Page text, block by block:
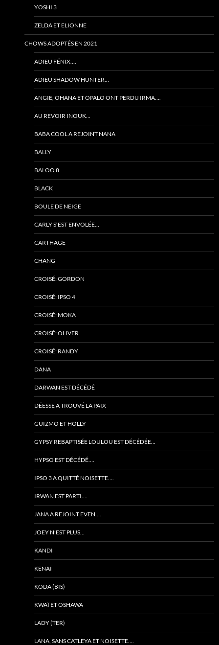
YOSHI 3
ZELDA ET ELIONNE
CHOWS ADOPTÉS EN 2021
ADIEU FÉNIX….
ADIEU SHADOW HUNTER…
ANGIE, OHANA ET OPALO ONT PERDU IRMA….
AU REVOIR INOUK…
BABA COOL A REJOINT NANA
BALLY
BALOO 8
BLACK
BOULE DE NEIGE
CARLY S’EST ENVOLÉE…
CARTHAGE
CHANG
CROISÉ: GORDON
CROISÉ: IPSO 4
CROISÉ: MOKA
CROISÉ: OLIVER
CROISÉ: RANDY
DANA
DARWAN EST DÉCÉDÉ
DÉESSE A TROUVÉ LA PAIX
GUIZMO ET HOLLY
GYPSY REBAPTISÉE LOULOU EST DÉCÉDÉE…
HYPSO EST DÉCÉDÉ….
IPSO 3 A QUITTÉ NOISETTE….
IRWAN EST PARTI….
JANA A REJOINT EVEN….
JOEY N’EST PLUS…
KANDI
KENAÏ
KODA (BIS)
KWAÏ ET OSHAWA
LADY (TER)
LANA, SANS CATLEYA ET NOISETTE….